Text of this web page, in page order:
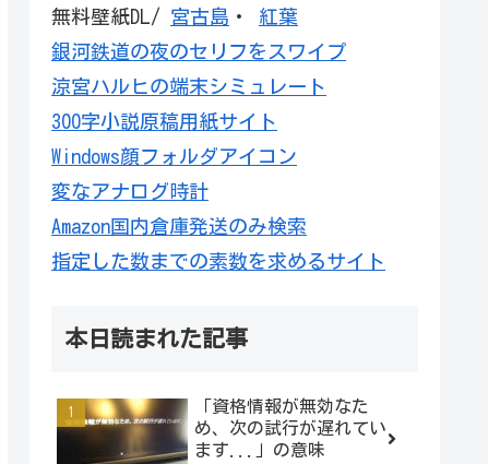
無料壁紙DL/ 宮古島 ・ 紅葉
銀河鉄道の夜のセリフをスワイプ
涼宮ハルヒの端末シミュレート
300字小説原稿用紙サイト
Windows顔フォルダアイコン
変なアナログ時計
Amazon国内倉庫発送のみ検索
指定した数までの素数を求めるサイト
本日読まれた記事
「資格情報が無効なた
め、次の試行が遅れてい
ます...」の意味